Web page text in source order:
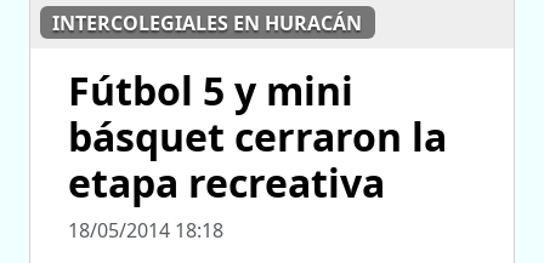
INTERCOLEGIALES EN HURACÁN
Fútbol 5 y mini
básquet cerraron la
etapa recreativa
18/05/2014 18:18